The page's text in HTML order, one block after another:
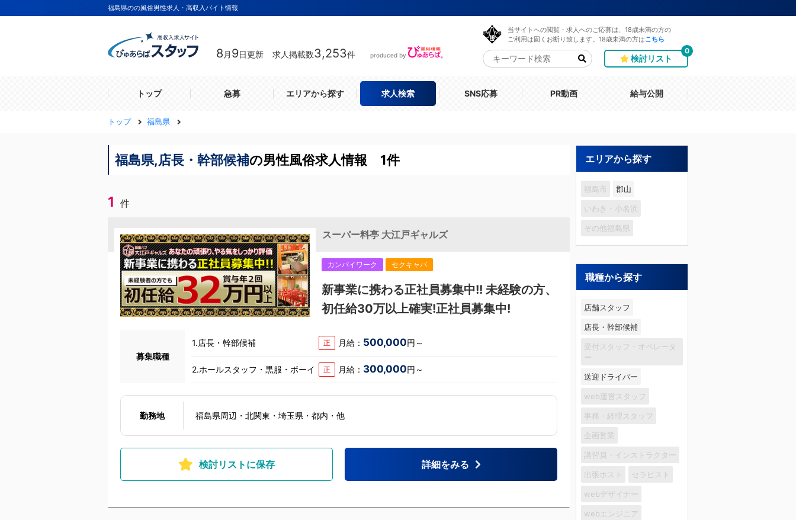
福島県のの風俗男性求人・高収入バイト情報
8 月 9日更新 求人掲載数3,253件 produced by
当サイトへの閲覧・求人へのご応募は、18歳未満の方の
ご利用は固くお断り致します。18歳未満の方は こちら
検討リスト
0
トップ 急募 エリアから探す 求人検索 SNS応募 PR動画 給与公開
トップ 福島県
福島県,店長・幹部候補の男性風俗求人情報 1件
1 件
スーパー料亭 大江戸ギャルズ
カンパイワーク セクキャバ
新事業に携わる正社員募集中!! 未経験の方、
初任給30万以上確実!正社員募集中!
募集職種
1.店長・幹部候補 正 月給： 500,000円～
2.ホールスタッフ・黒服・ボーイ 正 月給： 300,000円～
勤務地 福島県周辺・北関東・埼玉県・都内・他
検討リストに保存 詳細をみる
エリアから探す
福島市 郡山
いわき・小名浜
その他福島県
職種から探す
店舗スタッフ
店長・幹部候補
受付スタッフ・オペレータ
ー
送迎ドライバー
web運営スタッフ
事務・経理スタッフ
企画営業
講習員・インストラクター
出張ホスト セラピスト
webデザイナー
webエンジニア